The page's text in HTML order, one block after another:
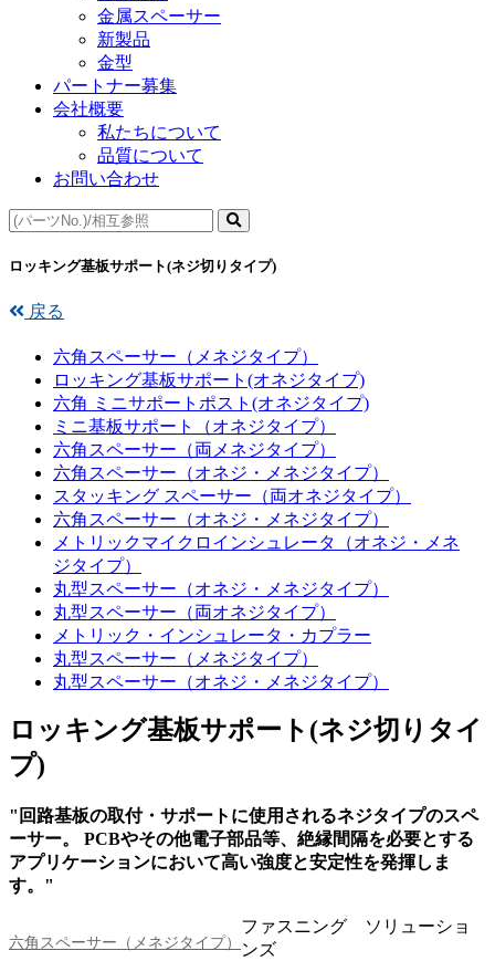
金属スペーサー
新製品
金型
パートナー募集
会社概要
私たちについて
品質について
お問い合わせ
ロッキング基板サポート(ネジ切りタイプ)
戻る
六角スペーサー（メネジタイプ）
ロッキング基板サポート(オネジタイプ)
六角 ミニサポートポスト(オネジタイプ)
ミニ基板サポート（オネジタイプ）
六角スペーサー（両メネジタイプ）
六角スペーサー（オネジ・メネジタイプ）
スタッキング スペーサー（両オネジタイプ）
六角スペーサー（オネジ・メネジタイプ）
メトリックマイクロインシュレータ（オネジ・メネ
ジタイプ）
丸型スペーサー（オネジ・メネジタイプ）
丸型スペーサー（両オネジタイプ）
メトリック・インシュレータ・カプラー
丸型スペーサー（メネジタイプ）
丸型スペーサー（オネジ・メネジタイプ）
ロッキング基板サポート(ネジ切りタイ
プ)
"回路基板の取付・サポートに使用されるネジタイプのスペ
ーサー。 PCBやその他電子部品等、絶縁間隔を必要とする
アプリケーションにおいて高い強度と安定性を発揮しま
す。"
六角スペーサー（メネジタイプ）
ファスニング ソリューショ
ンズ